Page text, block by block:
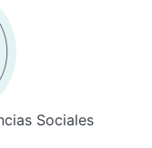
Sociales